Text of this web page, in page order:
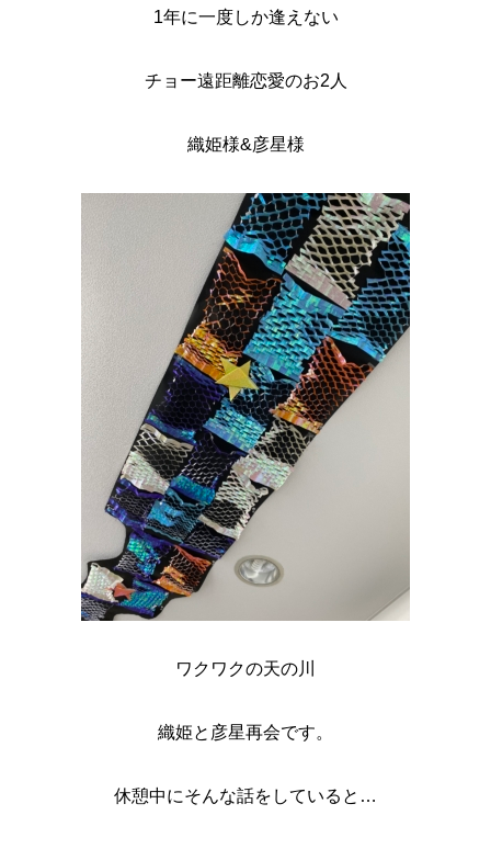
1年に一度しか逢えない
チョー遠距離恋愛のお2人
織姫様&彦星様
ワクワクの天の川
織姫と彦星再会です。
休憩中にそんな話をしていると…